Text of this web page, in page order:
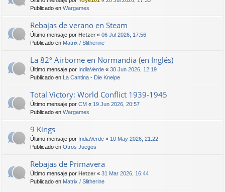
Publicado en Wargames
Rebajas de verano en Steam
Último mensaje por Hetzer « 06 Jul 2026, 17:56
Publicado en Matrix / Slitherine
La 82º Airborne en Normandia (en Inglés)
Último mensaje por IndiaVerde « 30 Jun 2026, 12:19
Publicado en La Cantina - Die Kneipe
Total Victory: World Conflict 1939-1945
Último mensaje por CM « 19 Jun 2026, 20:57
Publicado en Wargames
9 Kings
Último mensaje por IndiaVerde « 10 May 2026, 21:22
Publicado en Otros Juegos
Rebajas de Primavera
Último mensaje por Hetzer « 31 Mar 2026, 16:44
Publicado en Matrix / Slitherine